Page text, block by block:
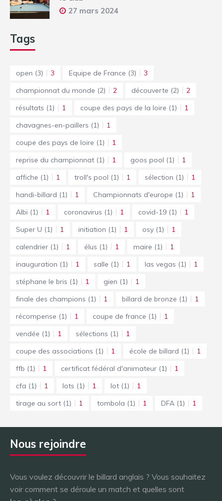
27 mars 2024
Tags
open (3) 3 Equipe de France (3)
3
championnat du monde (2) 2 découverte (2)
2
résultats (1) 1 coupe des pays de la loire (1)
1
chavagnes-en-paillers (1)
1
coupe des pays de loire (1)
1
reprise du championnat (1) 1 goos pool (1)
1
affiche (1) 1 troll's pool (1) 1 sélection (1)
1
handi-billard (1) 1 Championnats d'europe (1)
1
Albi (1) 1 coronavirus (1) 1 covid-19 (1)
1
Super U (1) 1 initiation (1) 1 osy (1)
1
calendrier (1) 1 élus (1) 1 maire (1)
1
inauguration (1) 1 salle (1) 1 las vegas (1)
1
stéphane le bris (1) 1 gien (1)
1
finale des champions (1) 1 billard de bronze (1)
1
récompense (1) 1 coupe de france (1)
1
vendée (1) 1 sélections (1)
1
coupe des associations (1) 1 école de billard (1)
1
ffb (1) 1 certificat fédéral d'animateur (1)
1
cfa (1) 1 lots (1) 1 lot (1)
1
tirage au sort (1) 1 tombola (1) 1 DFA (1) 1
Nous rejoindre
Vous voulez découvrir le billard anglais ? Vous souhaitez
voir comment se déroule un match et quelles sont